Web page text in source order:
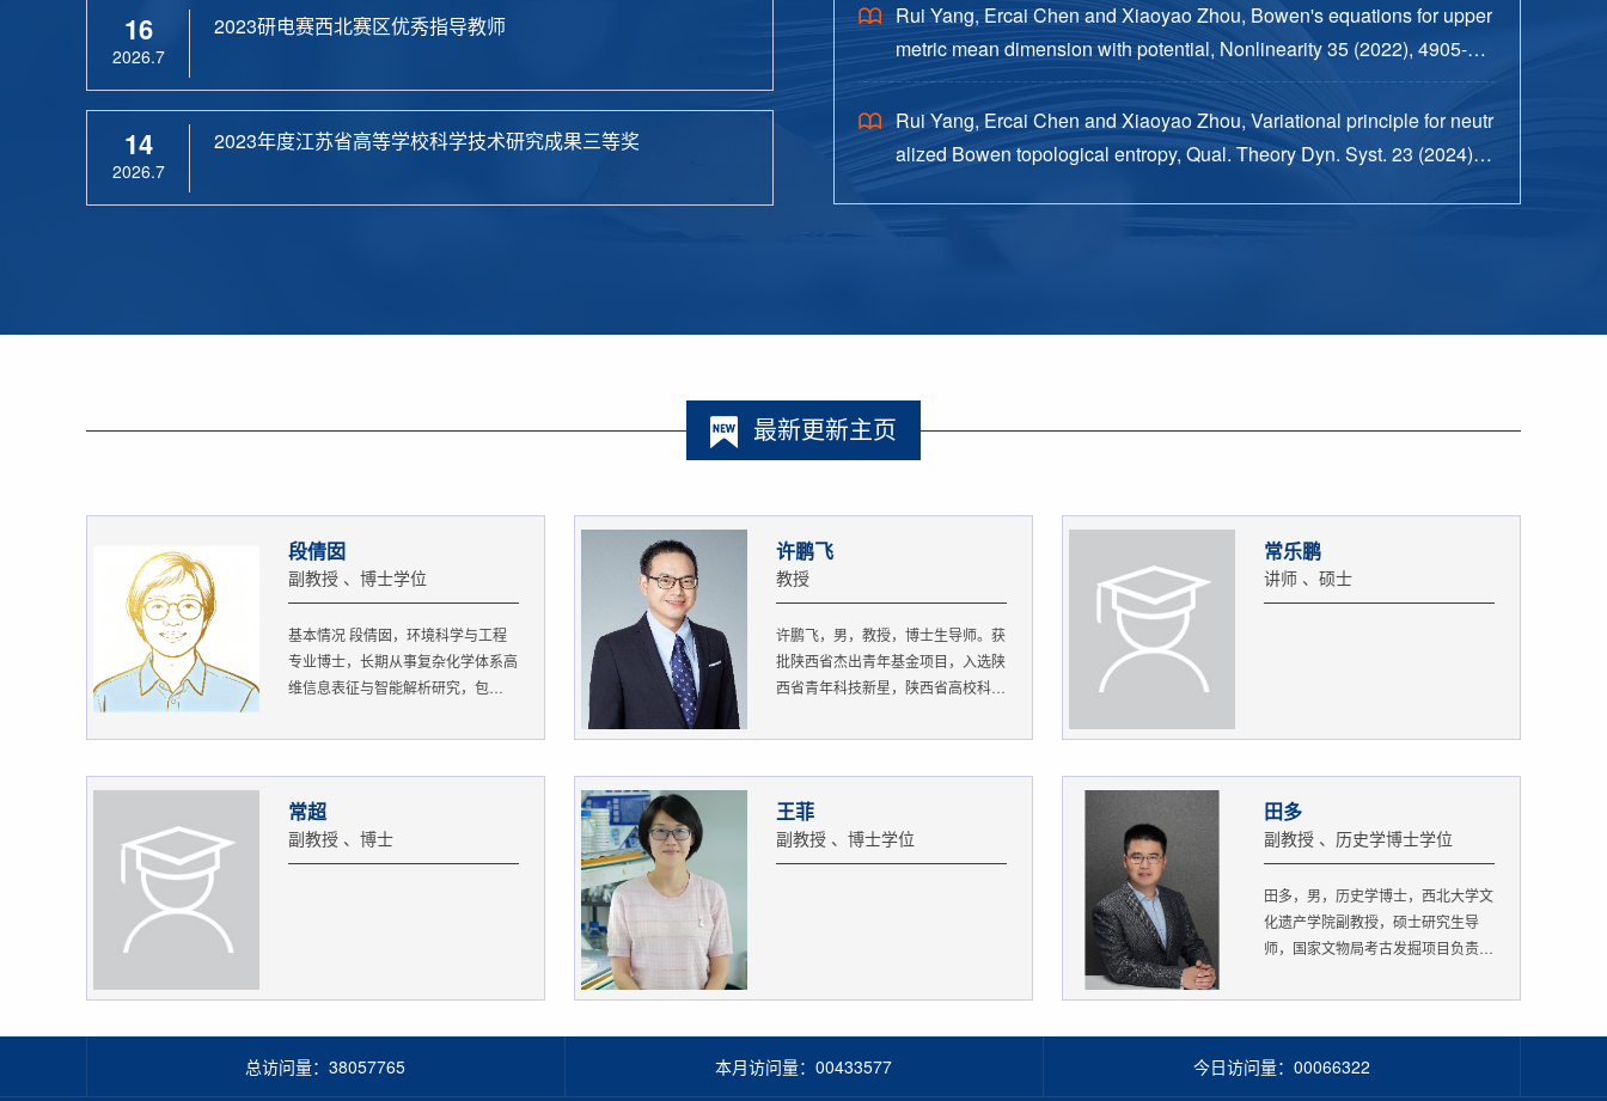
16
2026.7
2023研电赛西北赛区优秀指导教师
14
2026.7
2023年度江苏省高等学校科学技术研究成果三等奖
Rui Yang, Ercai Chen and Xiaoyao Zhou, Bowen's equations for upper
metric mean dimension with potential, Nonlinearity 35 (2022), 4905-49
38.
Rui Yang, Ercai Chen and Xiaoyao Zhou, Variational principle for neutr
alized Bowen topological entropy, Qual. Theory Dyn. Syst. 23 (2024), n
最新更新主页
段倩囡
副教授 、博士学位
基本情况 段倩囡，环境科学与工程
专业博士，长期从事复杂化学体系高
维信息表征与智能解析研究，包
许鹏飞
教授
许鹏飞，男，教授，博士生导师。获
批陕西省杰出青年基金项目，入选陕
西省青年科技新星，陕西省高校科
常乐鹏
讲师 、硕士
常超
副教授 、博士
王菲
副教授 、博士学位
田多
副教授 、历史学博士学位
田多，男，历史学博士，西北大学文
化遗产学院副教授，硕士研究生导
师，国家文物局考古发掘项目负责
总访问量： 38057765 本月访问量： 00433577 今日访问量： 00066322